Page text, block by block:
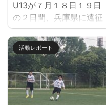
下にある申込フォームか
らお願いいたします。 三
ュニアユースでは、選手
の育成を第一とし、次の
年代でさらなる飛躍がで
きるよう活動していま
す。 中学生年代で獲得す
U13が７月１８日１９日
の２日間、兵庫県に遠征
しました。 U14とU15
は、鈴鹿市と奈良県でト
レーニングマッチを行い
ました。 兵庫遠征 三重
サッカーアカデミー 対
FC VAIZE・高槻ジー
活動レポート